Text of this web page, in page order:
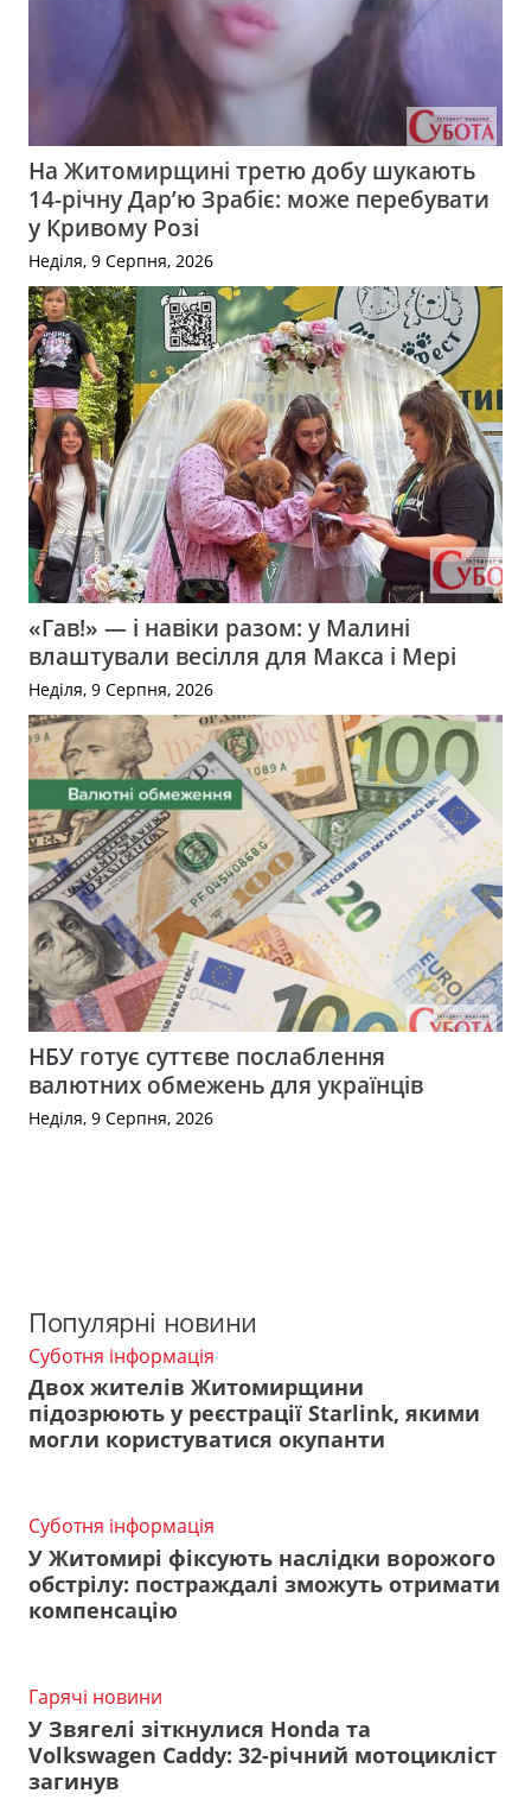
На Житомирщині третю добу шукають
14-річну Дар’ю Зрабіє: може перебувати
у Кривому Розі
Неділя, 9 Серпня, 2026
«Гав!» — і навіки разом: у Малині
влаштували весілля для Макса і Мері
Неділя, 9 Серпня, 2026
НБУ готує суттєве послаблення
валютних обмежень для українців
Неділя, 9 Серпня, 2026
Популярні новини
Суботня інформація
Двох жителів Житомирщини
підозрюють у реєстрації Starlink, якими
могли користуватися окупанти
Суботня інформація
У Житомирі фіксують наслідки ворожого
обстрілу: постраждалі зможуть отримати
компенсацію
Гарячі новини
У Звягелі зіткнулися Honda та
Volkswagen Caddy: 32-річний мотоцикліст
загинув